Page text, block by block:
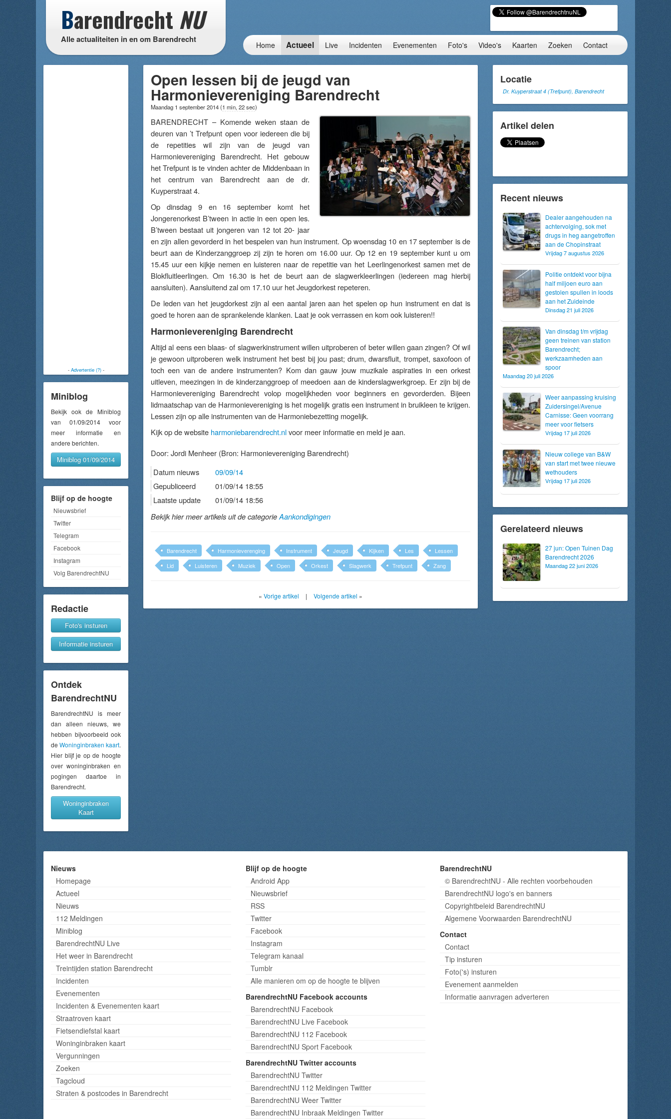
Barendrecht NU
Alle actualiteiten in en om Barendrecht
Home Actueel Live Incidenten Evenementen Foto's Video's Kaarten Zoeken Contact
- Advertentie (?)-
Miniblog
Bekijk ook de Miniblog
van 01/09/2014 voor
meer informatie en
andere berichten.
Miniblog 01/09/2014
Blijf op de hoogte
Nieuwsbrief
Twitter
Telegram
Facebook
Instagram
Volg BarendrechtNU
Redactie
Foto's insturen
Informatie insturen
Ontdek
BarendrechtNU
BarendrechtNU is meer
dan alleen nieuws, we
hebben bijvoorbeeld ook
de Woninginbraken kaart.
Hier blijf je op de hoogte
over woninginbraken en
pogingen daartoe in
Barendrecht.
Woninginbraken
Kaart
Open lessen bij de jeugd van
Harmonievereniging Barendrecht
Maandag 1 september 2014(1 min, 22 sec)
BARENDRECHT – Komende weken staan de
deuren van ’t Trefpunt open voor iedereen die bij
de repetities wil zijn van de jeugd van
Harmonievereniging Barendrecht. Het gebouw
het Trefpunt is te vinden achter de Middenbaan in
het centrum van Barendrecht aan de dr.
Kuyperstraat 4.
Op dinsdag 9 en 16 september komt het
Jongerenorkest B’tween in actie in een open les.
B’tween bestaat uit jongeren van 12 tot 20- jaar
en zijn allen gevorderd in het bespelen van hun instrument. Op woensdag 10 en 17 september is de
beurt aan de Kinderzanggroep zij zijn te horen om 16.00 uur. Op 12 en 19 september kunt u om
15.45 uur een kijkje nemen en luisteren naar de repetitie van het Leerlingenorkest samen met de
Blokfluitleerlingen. Om 16.30 is het de beurt aan de slagwerkleerlingen (iedereen mag hierbij
aansluiten). Aansluitend zal om 17.10 uur het Jeugdorkest repeteren.
De leden van het jeugdorkest zijn al een aantal jaren aan het spelen op hun instrument en dat is
goed te horen aan de sprankelende klanken. Laat je ook verrassen en kom ook luisteren!!
Harmonievereniging Barendrecht
Altijd al eens een blaas- of slagwerkinstrument willen uitproberen of beter willen gaan zingen? Of wil
je gewoon uitproberen welk instrument het best bij jou past; drum, dwarsfluit, trompet, saxofoon of
toch een van de andere instrumenten? Kom dan gauw jouw muzikale aspiraties in een orkest
uitleven, meezingen in de kinderzanggroep of meedoen aan de kinderslagwerkgroep. Er zijn bij de
Harmonievereniging Barendrecht volop mogelijkheden voor beginners en gevorderden. Bijeen
lidmaatschap van de Harmonievereniging is het mogelijk gratis een instrument in bruikleen te krijgen.
Lessen zijn op alle instrumenten van de Harmoniebezetting mogelijk.
Kijk op de website harmoniebarendrecht.nlvoor meer informatie en meld je aan.
Door: Jordi Menheer (Bron: Harmonievereniging Barendrecht)
Datum nieuws
09/09/14
Gepubliceerd
01/09/14 18:55
Laatste update
01/09/14 18:56
Bekijk hier meer artikels uit de categorieAankondigingen
Barendrecht Harmonieverenging Instrument Jeugd Kijken Les
Lessen
Lid
Luisteren Muziek Open Orkest Slagwerk Trefpunt Zang
« Vorige artikel | Volgende artikel »
Locatie
Dr. Kuyperstraat 4 (Trefpunt), Barendrecht
Artikel delen
Recent nieuws
Dealer aangehouden na
achtervolging, sok met
drugs in heg aangetroffen
aan de Chopinstraat
Vrijdag 7 augustus 2026
Politie ontdekt voor bijna
half miljoen euro aan
gestolen spullen in loods
aan het Zuideinde
Dinsdag 21 juli 2026
Van dinsdag t/m vrijdag
geen treinen van station
Barendrecht;
werkzaamheden aan
spoor
Maandag 20 juli 2026
Weer aanpassing kruising
Zuidersingel/Avenue
Carnisse: Geen voorrang
meer voor fietsers
Vrijdag 17 juli 2026
Nieuw college van B&W
van start met twee nieuwe
wethouders
Vrijdag 17 juli 2026
Gerelateerd nieuws
27 jun: Open Tuinen Dag
Barendrecht 2026
Maandag 22 juni 2026
Nieuws
Homepage
Actueel
Nieuws
112 Meldingen
Miniblog
BarendrechtNU Live
Het weer in Barendrecht
Treintijden station Barendrecht
Incidenten
Evenementen
Incidenten & Evenementen kaart
Straatroven kaart
Fietsendiefstal kaart
Woninginbraken kaart
Vergunningen
Zoeken
Tagcloud
Straten & postcodes in Barendrecht
Blijf op de hoogte
Android App
Nieuwsbrief
RSS
Twitter
Facebook
Instagram
Telegram kanaal
Tumblr
Alle manieren om op de hoogte te blijven
BarendrechtNU Facebook accounts
BarendrechtNU Facebook
BarendrechtNU Live Facebook
BarendrechtNU 112 Facebook
BarendrechtNU Sport Facebook
BarendrechtNU Twitter accounts
BarendrechtNU Twitter
BarendrechtNU 112 Meldingen Twitter
BarendrechtNU Weer Twitter
BarendrechtNU Inbraak Meldingen Twitter
BarendrechtNU
© BarendrechtNU - Alle rechten voorbehouden
BarendrechtNU logo's en banners
Copyrightbeleid BarendrechtNU
Algemene Voorwaarden BarendrechtNU
Contact
Contact
Tip insturen
Foto('s) insturen
Evenement aanmelden
Informatie aanvragen adverteren